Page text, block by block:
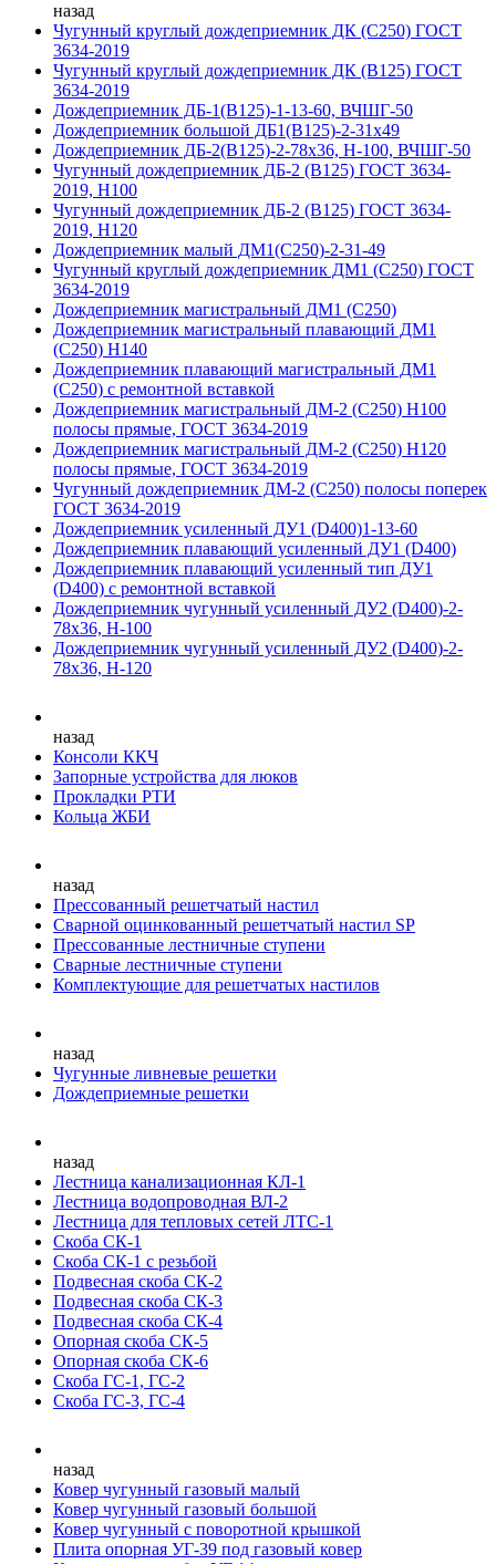
назад
Чугунный круглый дождеприемник ДК (С250) ГОСТ
3634-2019
Чугунный круглый дождеприемник ДК (В125) ГОСТ
3634-2019
Дождеприемник ДБ-1(В125)-1-13-60, ВЧШГ-50
Дождеприемник большой ДБ1(В125)-2-31х49
Дождеприемник ДБ-2(В125)-2-78х36, Н-100, ВЧШГ-50
Чугунный дождеприемник ДБ-2 (B125) ГОСТ 3634-
2019, Н100
Чугунный дождеприемник ДБ-2 (B125) ГОСТ 3634-
2019, H120
Дождеприемник малый ДМ1(С250)-2-31-49
Чугунный круглый дождеприемник ДМ1 (С250) ГОСТ
3634-2019
Дождеприемник магистральный ДМ1 (С250)
Дождеприемник магистральный плавающий ДМ1
(С250) H140
Дождеприемник плавающий магистральный ДМ1
(С250) с ремонтной вставкой
Дождеприемник магистральный ДМ-2 (С250) H100
полосы прямые, ГОСТ 3634-2019
Дождеприемник магистральный ДМ-2 (С250) H120
полосы прямые, ГОСТ 3634-2019
Чугунный дождеприемник ДМ-2 (C250) полосы поперек
ГОСТ 3634-2019
Дождеприемник усиленный ДУ1 (D400)1-13-60
Дождеприемник плавающий усиленный ДУ1 (D400)
Дождеприемник плавающий усиленный тип ДУ1
(D400) с ремонтной вставкой
Дождеприемник чугунный усиленный ДУ2 (D400)-2-
78х36, Н-100
Дождеприемник чугунный усиленный ДУ2 (D400)-2-
78х36, Н-120
назад
Консоли ККЧ
Запорные устройства для люков
Прокладки РТИ
Кольца ЖБИ
назад
Прессованный решетчатый настил
Сварной оцинкованный решетчатый настил SP
Прессованные лестничные ступени
Сварные лестничные ступени
Комплектующие для решетчатых настилов
назад
Чугунные ливневые решетки
Дождеприемные решетки
назад
Лестница канализационная КЛ-1
Лестница водопроводная ВЛ-2
Лестница для тепловых сетей ЛТС-1
Скоба СК-1
Скоба СК-1 с резьбой
Подвесная скоба СК-2
Подвесная скоба СК-3
Подвесная скоба СК-4
Опорная скоба СК-5
Опорная скоба СК-6
Скоба ГС-1, ГС-2
Скоба ГС-3, ГС-4
назад
Ковер чугунный газовый малый
Ковер чугунный газовый большой
Ковер чугунный с поворотной крышкой
Плита опорная УГ-39 под газовый ковер